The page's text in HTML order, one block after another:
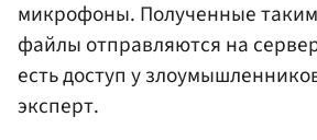
микрофоны. Полученные
файлы отправляются на
есть доступ у
эксперт.